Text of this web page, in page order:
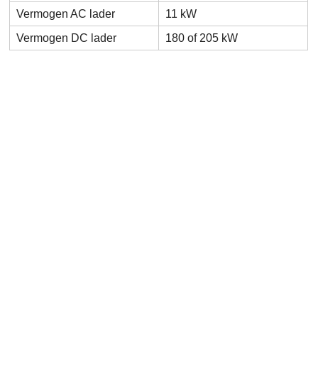
Vermogen AC lader
11 kW
Vermogen DC lader
180 of 205 kW